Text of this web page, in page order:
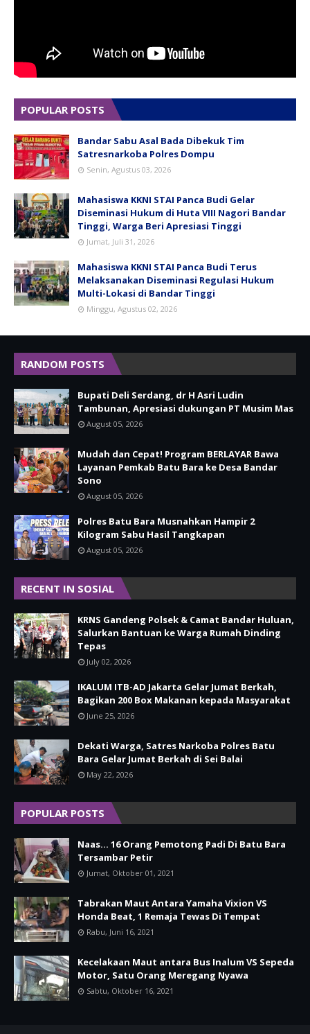
POPULAR POSTS
Bandar Sabu Asal Bada Dibekuk Tim
Satresnarkoba Polres Dompu
Senin, Agustus 03, 2026
Mahasiswa KKNI STAI Panca Budi Gelar
Diseminasi Hukum di Huta VIII Nagori Bandar
Tinggi, Warga Beri Apresiasi Tinggi
Jumat, Juli 31, 2026
Mahasiswa KKNI STAI Panca Budi Terus
Melaksanakan Diseminasi Regulasi Hukum
Multi-Lokasi di Bandar Tinggi
Minggu, Agustus 02, 2026
RANDOM POSTS
Bupati Deli Serdang, dr H Asri Ludin
Tambunan, Apresiasi dukungan PT Musim Mas
August 05, 2026
Mudah dan Cepat! Program BERLAYAR Bawa
Layanan Pemkab Batu Bara ke Desa Bandar
Sono
August 05, 2026
Polres Batu Bara Musnahkan Hampir 2
Kilogram Sabu Hasil Tangkapan
August 05, 2026
RECENT IN SOSIAL
KRNS Gandeng Polsek & Camat Bandar Huluan,
Salurkan Bantuan ke Warga Rumah Dinding
Tepas
July 02, 2026
IKALUM ITB-AD Jakarta Gelar Jumat Berkah,
Bagikan 200 Box Makanan kepada Masyarakat
June 25, 2026
Dekati Warga, Satres Narkoba Polres Batu
Bara Gelar Jumat Berkah di Sei Balai
May 22, 2026
POPULAR POSTS
Naas... 16 Orang Pemotong Padi Di Batu Bara
Tersambar Petir
Jumat, Oktober 01, 2021
Tabrakan Maut Antara Yamaha Vixion VS
Honda Beat, 1 Remaja Tewas Di Tempat
Rabu, Juni 16, 2021
Kecelakaan Maut antara Bus Inalum VS Sepeda
Motor, Satu Orang Meregang Nyawa
Sabtu, Oktober 16, 2021